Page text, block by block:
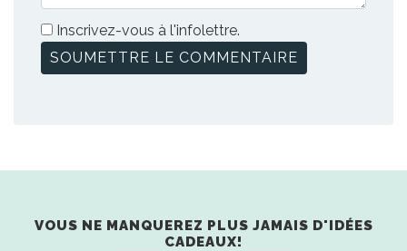
Inscrivez-vous à l'infolettre.
VOUS NE MANQUEREZ PLUS JAMAIS D'IDÉES
CADEAUX!